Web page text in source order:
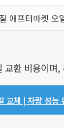
애프터마켓 오
환 비용이
교체 | 차량 성능